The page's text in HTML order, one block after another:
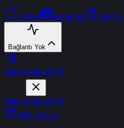
t-Chat Haberler Yazılar
Bağlantı Yok
Giriş YapKayıt Ol
Giriş YapKayıt Ol
PRO Üyelik